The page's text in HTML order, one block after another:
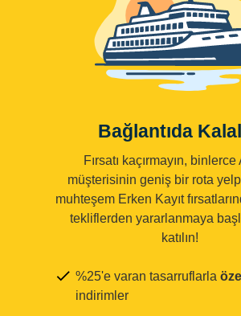
Bağlantıda
Fırsatı kaçırmayın,
müşterisinin geniş bir rota
muhteşem Erken Kayıt
tekliflerden yararlanmaya
katılın!
%25'e varan tasarruflarla
indirimler